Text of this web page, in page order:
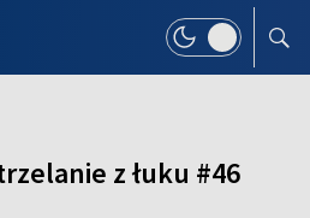
z łuku #46